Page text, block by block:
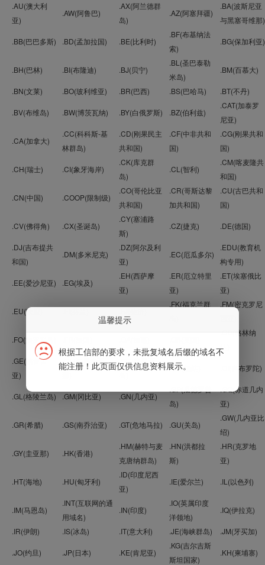
.AU(澳大利
亚)
.AW(阿鲁巴)
.AX(阿兰德群
岛)
.AZ(阿塞拜疆)
.BA(波斯尼亚
与黑塞哥维那)
.BB(巴巴多斯) .BD(孟加拉国) .BE(比利时)
.BF(布基纳法
索)
.BG(保加利亚)
.BH(巴林) .BI(布隆迪) .BJ(贝宁)
.BL(圣巴泰勒
米岛)
.BM(百慕大)
.BN(文莱) .BO(玻利维亚) .BR(巴西) .BS(巴哈马) .BT(不丹)
.BV(布维岛) .BW(博茨瓦纳) .BY(白俄罗斯) .BZ(伯利兹)
.CAT(加泰罗
尼亚)
.CA(加拿大)
.CC(科科斯-基
林群岛)
.CD(刚果民主
共和国)
.CF(中非共和
国)
.CG(刚果共和
国)
.CH(瑞士) .CI(象牙海岸)
.CK(库克群
岛)
.CL(智利)
.CM(喀麦隆共
和国)
.CN(中国) .COOP(限制级)
.CO(哥伦比亚
共和国)
.CR(哥斯达黎
加共和国)
.CU(古巴共和
国)
.CV(佛得角) .CX(圣诞岛)
.CY(塞浦路
斯)
.CZ(捷克) .DE(德国)
.DJ(吉布提共
和国)
.DM(多米尼克)
.DZ(阿尔及利
亚)
.EC(厄瓜多尔)
.EDU(教育机
构专用)
.EE(爱沙尼亚) .EG(埃及)
.EH(西萨摩
亚)
.ER(厄立特里
亚)
.ET(埃塞俄比
亚)
.EU(欧盟)
.FK(福克兰群
.FM(密克罗尼
.FO(法罗群岛)
.GD(格林纳
达)
.GE(格鲁吉
亚)
.GF(法属圭亚
.GG(格恩西
.GH(加纳) .GI(直布罗陀)
.GL(格陵兰岛) .GM(冈比亚) .GN(几内亚)
岛)
.GQ(赤道几内
亚)
.GR(希腊) .GS(南乔治亚) .GT(危地马拉) .GU(关岛)
.GW(几内亚比
绍)
.GY(圭亚那) .HK(香港)
.HM(赫特与麦
克唐纳群岛)
.HN(洪都拉
斯)
.HR(克罗地
亚)
.HT(海地) .HU(匈牙利)
.ID(印度尼西
亚)
.IE(爱尔兰) .IL(以色列)
.IM(马恩岛)
.INT(互联网的通
用域名)
.IN(印度)
.IO(英属印度
洋领地)
.IQ(伊拉克)
.IR(伊朗) .IS(冰岛) .IT(意大利) .JE(海峡群岛) .JM(牙买加)
.JO(约旦) .JP(日本) .KE(肯尼亚)
.KG(吉尔吉斯
斯坦国家)
.KH(柬埔寨)
温馨提示
根据工信部的要求，未批复域名后缀的域名不
能注册！此页面仅供信息资料展示。